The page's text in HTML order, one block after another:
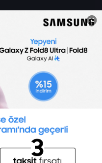
Limited Şirketi Özel İstihdam Bürosu